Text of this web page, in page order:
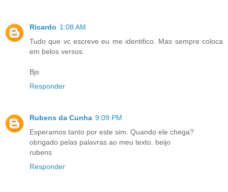
Ricardo 1:08 AM
Tudo que vc escreve eu me identifico. Mas sempre coloca
em belos versos.
Bjs
Responder
Rubens da Cunha 9:09 PM
Esperamos tanto por este sim. Quando ele chega?
obrigado pelas palavras ao meu texto. beijo
rubens
Responder